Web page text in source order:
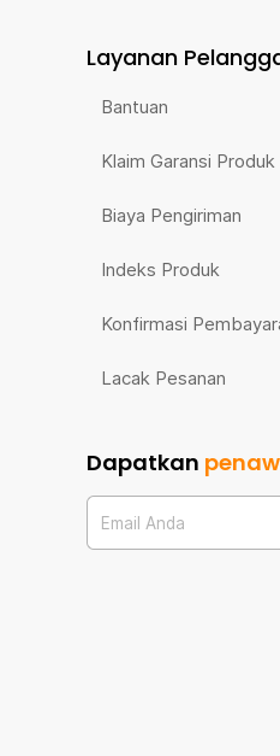
Layanan
Bantuan
Klaim Garansi Produk
Biaya Pengiriman
Indeks Produk
Konfirmasi
Lacak Pesanan
Dapatkan
Email Anda